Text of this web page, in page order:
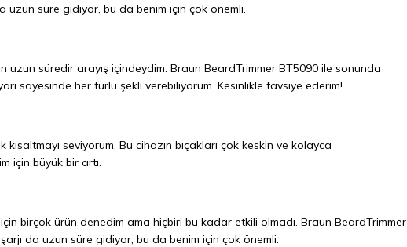
uzun süre gidiyor, bu da benim için çok önemli.
uzun süredir arayış içindeydim. Braun BeardTrimmer BT5090 ile sonunda
sayesinde her türlü şekli verebiliyorum. Kesinlikle tavsiye ederim!
kısaltmayı seviyorum. Bu cihazın bıçakları çok keskin ve kolayca
için büyük bir artı.
için birçok ürün denedim ama hiçbiri bu kadar etkili olmadı. Braun BeardTrimmer
da uzun süre gidiyor, bu da benim için çok önemli.